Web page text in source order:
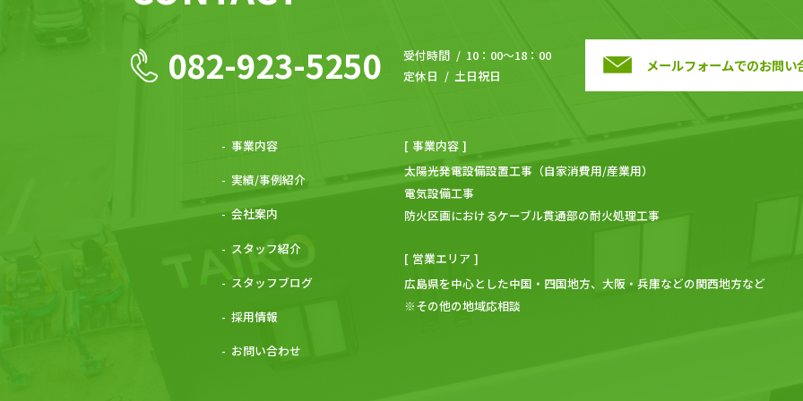
082-923-5250 受付時間
10：00～18：00
定休日
土日祝日
メールフォームでのお問い
事業内容
実績/事例紹介
会社案内
スタッフ紹介
スタッフブログ
採用情報
お問い合わせ
事業内容
太陽光発電設備設置工事 （自家消費用/産業用）
電気設備工事
防火区画におけるケーブル貫通部の耐火処理工事
営業エリア
広島県を中心とした中国・四国地方、大阪・兵庫などの関⻄地方など
※その他の地域応相談